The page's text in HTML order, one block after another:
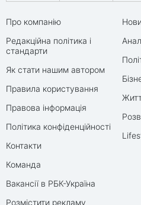
Про компанію
Редакційна політика і
стандарти
Як стати нашим автором
Правила користування
Правова інформація
Політика конфіденційності
Контакти
Команда
Вакансії в РБК-Україна
Розмістити рекламу